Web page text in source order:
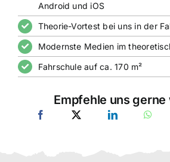
Android und iOS
Theorie-Vortest bei uns in der
Modernste Medien im
Fahrschule auf ca. 170 m²
Empfehle uns gerne